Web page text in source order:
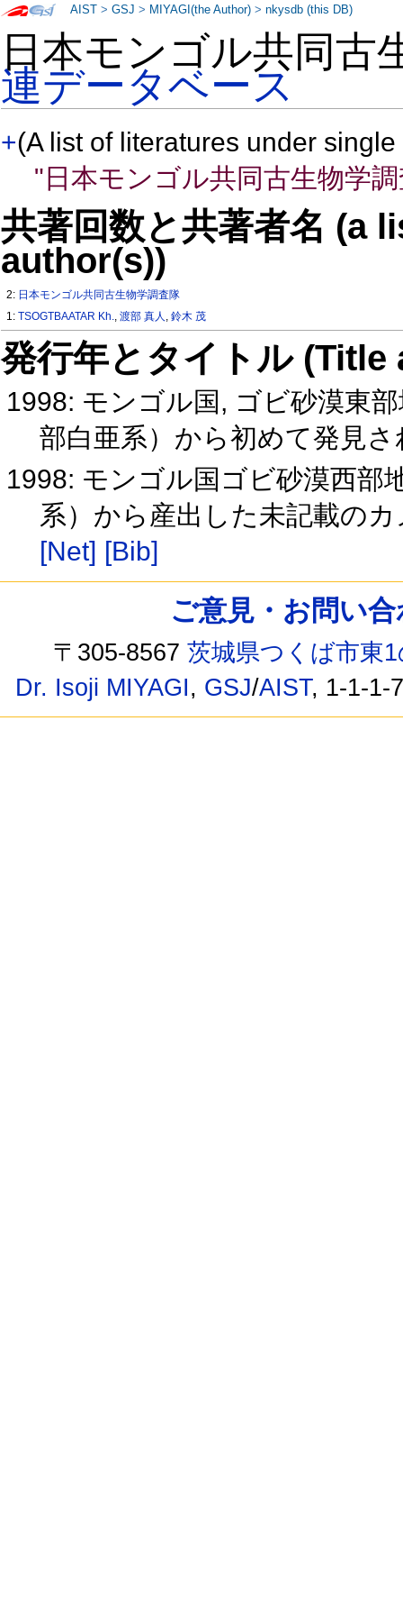
日本モンゴル共同
連データベース
+(A list of literatures under
"日本モンゴル共同古生物学
共著回数と共著者名 (a
author(s))
2: 日本モンゴル共同古生物学調査隊
1:TSOGTBAATAR Kh.,渡部 真人 ,鈴木 茂
発行年とタイトル
1998: モンゴル国, ゴビ砂漠東
部白亜系）から初めて発見
1998: モンゴル国ゴビ砂漠西部
系）から産出した未記載の
[Net] [Bib]
AIST >GSJ > MIYAGI(the Author) >nkysdb (this DB)
ご意見・お問い
〒305-8567茨城県つくば市東
Dr. Isoji MIYAGI, GSJ/AIST, 1-1-1-